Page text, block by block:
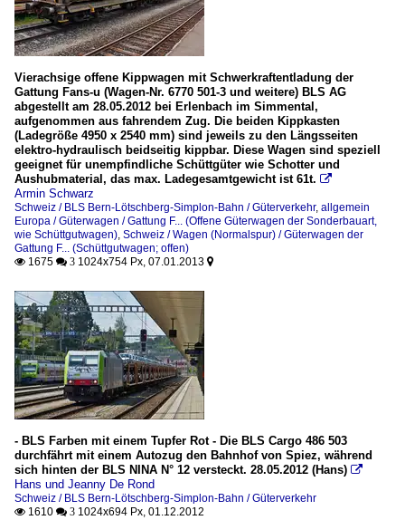
Vierachsige offene Kippwagen mit Schwerkraftentladung der
Gattung Fans-u (Wagen-Nr. 6770 501-3 und weitere) BLS AG
abgestellt am 28.05.2012 bei Erlenbach im Simmental,
aufgenommen aus fahrendem Zug. Die beiden Kippkasten
(Ladegröße 4950 x 2540 mm) sind jeweils zu den Längsseiten
elektro-hydraulisch beidseitig kippbar. Diese Wagen sind speziell
geeignet für unempfindliche Schüttgüter wie Schotter und
Aushubmaterial, das max. Ladegesamtgewicht ist 61t. 
Armin Schwarz
Schweiz / BLS Bern-Lötschberg-Simplon-Bahn / Güterverkehr, allgemein
Europa / Güterwagen / Gattung F... (Offene Güterwagen der Sonderbauart,
wie Schüttgutwagen), Schweiz / Wagen (Normalspur) / Güterwagen der
Gattung F... (Schüttgutwagen; offen)
 1675  3 1024x754 Px, 07.01.2013 
- BLS Farben mit einem Tupfer Rot - Die BLS Cargo 486 503
durchfährt mit einem Autozug den Bahnhof von Spiez, während
sich hinten der BLS NINA N° 12 versteckt. 28.05.2012 (Hans) 
Hans und Jeanny De Rond
Schweiz / BLS Bern-Lötschberg-Simplon-Bahn / Güterverkehr
 1610  3 1024x694 Px, 01.12.2012